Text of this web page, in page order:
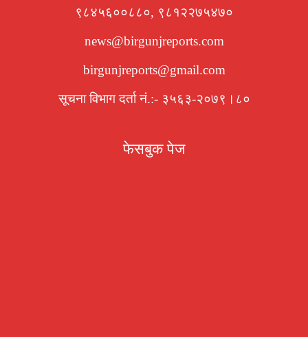
९८४५६००८८०, ९८१२२७५४७०
news@birgunjreports.com
birgunjreports@gmail.com
सूचना विभाग दर्ता नं.:- ३५६३-२०७९।८०
फेसबुक पेज